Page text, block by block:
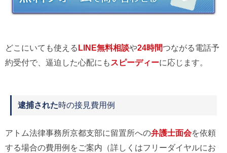
どこにいても使えるLINE無料相談や24時間つながる電話予
約受付で、逼迫した心配にも スピーディーに応じます。
逮捕された時の接見費用例
アトム法律事務所京都支部に留置所への弁護士面会を依頼
する場合の費用例をご案内（詳しくはフリーダイヤルにお